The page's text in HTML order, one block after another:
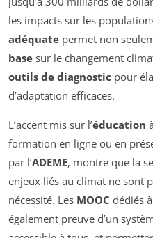
les impacts sur les
adéquate permet non
base sur le changement
outils de diagnostic pour
d’adaptation efficaces.
L’accent mis sur l’éducation
formation en ligne ou en
par l’ADEME, montre que la
enjeux liés au climat ne sont
nécessité. Les MOOC dédiés
également preuve d’un